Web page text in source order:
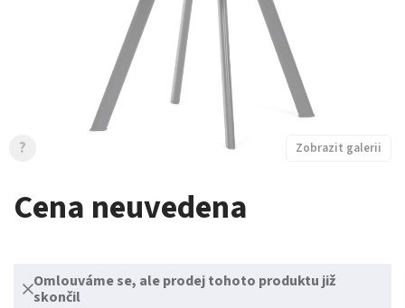
Cena neuvedena
Omlouváme se, ale prodej tohoto produktu již
skončil
Zobrazit galerii
?